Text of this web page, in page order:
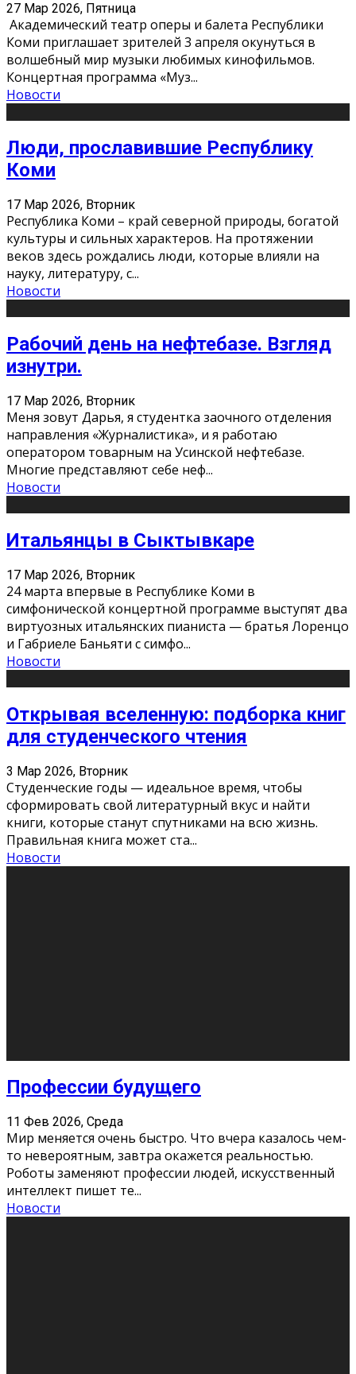
27 Мар 2026, Пятница
Академический театр оперы и балета Республики
Коми приглашает зрителей 3 апреля окунуться в
волшебный мир музыки любимых кинофильмов.
Концертная программа «Муз...
Новости
Люди, прославившие Республику
Коми
17 Мар 2026, Вторник
Республика Коми – край северной природы, богатой
культуры и сильных характеров. На протяжении
веков здесь рождались люди, которые влияли на
науку, литературу, с...
Новости
Рабочий день на нефтебазе. Взгляд
изнутри.
17 Мар 2026, Вторник
Меня зовут Дарья, я студентка заочного отделения
направления «Журналистика», и я работаю
оператором товарным на Усинской нефтебазе.
Многие представляют себе неф...
Новости
Итальянцы в Сыктывкаре
17 Мар 2026, Вторник
24 марта впервые в Республике Коми в
симфонической концертной программе выступят два
виртуозных итальянских пианиста — братья Лоренцо
и Габриеле Баньяти с симфо...
Новости
Открывая вселенную: подборка книг
для студенческого чтения
3 Мар 2026, Вторник
Студенческие годы — идеальное время, чтобы
сформировать свой литературный вкус и найти
книги, которые станут спутниками на всю жизнь.
Правильная книга может ста...
Новости
Как бороться со стрессом
11 Фев 2026, Среда
Стресс – нормальная реакция организма, когда
факторов, воздействующих на твой организм
больше, чем ресурсов. Есть советы, как бороться со
стрессовым состояни
Новости